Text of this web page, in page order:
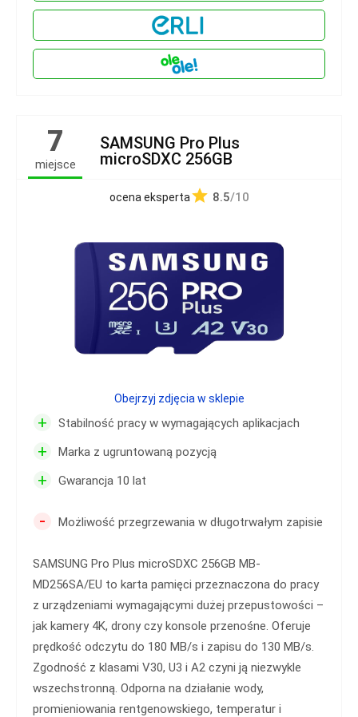
7
miejsce
SAMSUNG Pro Plus
microSDXC 256GB
ocena eksperta 8.5/10
+ Stabilność pracy w wymagających aplikacjach
+ Marka z ugruntowaną pozycją
+ Gwarancja 10 lat
- Możliwość przegrzewania w długotrwałym zapisie
SAMSUNG Pro Plus microSDXC 256GB MB-
MD256SA/EU to karta pamięci przeznaczona do pracy
z urządzeniami wymagającymi dużej przepustowości –
jak kamery 4K, drony czy konsole przenośne. Oferuje
prędkość odczytu do 180 MB/s i zapisu do 130 MB/s.
Zgodność z klasami V30, U3 i A2 czyni ją niezwykle
wszechstronną. Odporna na działanie wody,
promieniowania rentgenowskiego, temperatur i
Obejrzyj zdjęcia w sklepie